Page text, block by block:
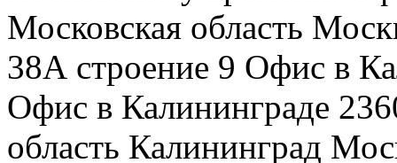
Московская область
38А строение 9 Офис в
Офис в Калининграде
область Калининград